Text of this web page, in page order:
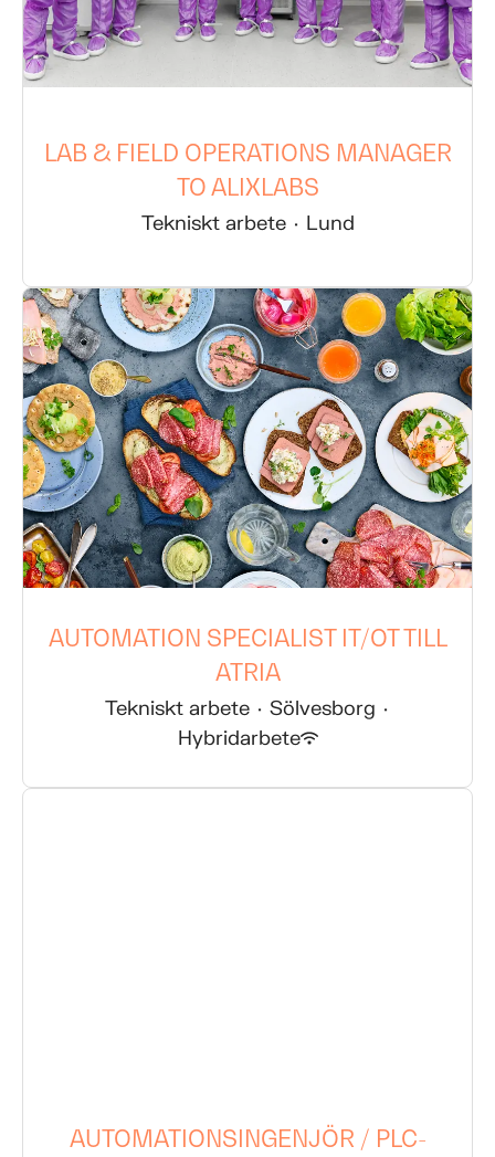
LAB & FIELD OPERATIONS MANAGER
TO ALIXLABS
Tekniskt arbete · Lund
AUTOMATION SPECIALIST IT/OT TILL
ATRIA
Tekniskt arbete · Sölvesborg ·
Hybridarbete
AUTOMATIONSINGENJÖR / PLC-